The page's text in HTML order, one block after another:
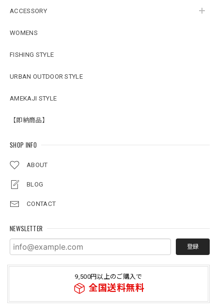
ACCESSORY
WOMENS
FISHING STYLE
URBAN OUTDOOR STYLE
AMEKAJI STYLE
【即納商品】
SHOP INFO
ABOUT
BLOG
CONTACT
NEWSLETTER
登録
9,500円以上のご購入で
全国送料無料